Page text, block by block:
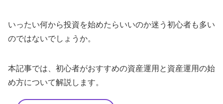
いったい何から投資を始めたらいいのか迷う初心者も多い
のではないでしょうか。
本記事では、初心者がおすすめの資産運用と資産運用の始
め方について解説します。